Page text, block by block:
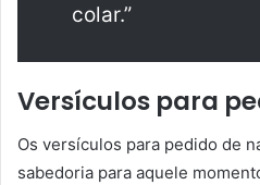
colar.”
Versículos para
Os versículos para pedido de
sabedoria para aquele